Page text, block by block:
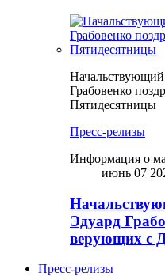
Грабовенко
Пятидесятницы
Пресс-релизы
Информация о
июнь 07
Эдуард
верующих с
Пресс-релизы